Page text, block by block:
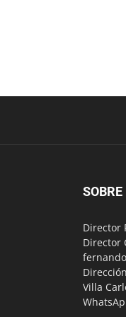
SOBRE
Director
Director
Villa